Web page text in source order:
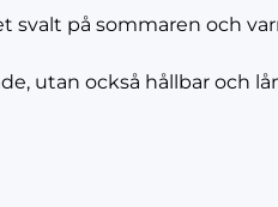
svalt på sommaren och
utan också hållbar och